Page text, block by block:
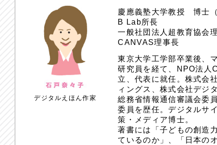
デジタルえほん作家
慶應義塾大学教授 博士
B Lab所長
一般社団法人超教育協会
CANVAS理事長
東京大学工学部卒業後、
研究員を経て、NPO法人
立、代表に就任。株式会
ィングス、株式会社デジ
総務省情報通信審議会委
委員を歴任。デジタルサ
策・メディア博士。
著書には「子どもの創造
ているのか」、「日本の